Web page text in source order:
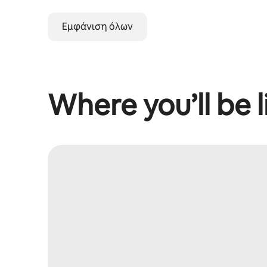
Εμφάνιση όλων
Where you’ll be